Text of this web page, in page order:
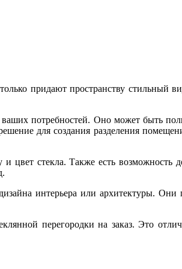
придают пространству стильный
потребностей. Оно может быть
для создания разделения
цвет стекла. Также есть возможность
интерьера или архитектуры. Они
перегородки на заказ. Это